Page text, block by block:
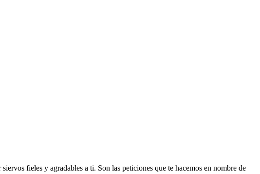
fieles y agradables a ti. Son las peticiones que te hacemos en nombre de